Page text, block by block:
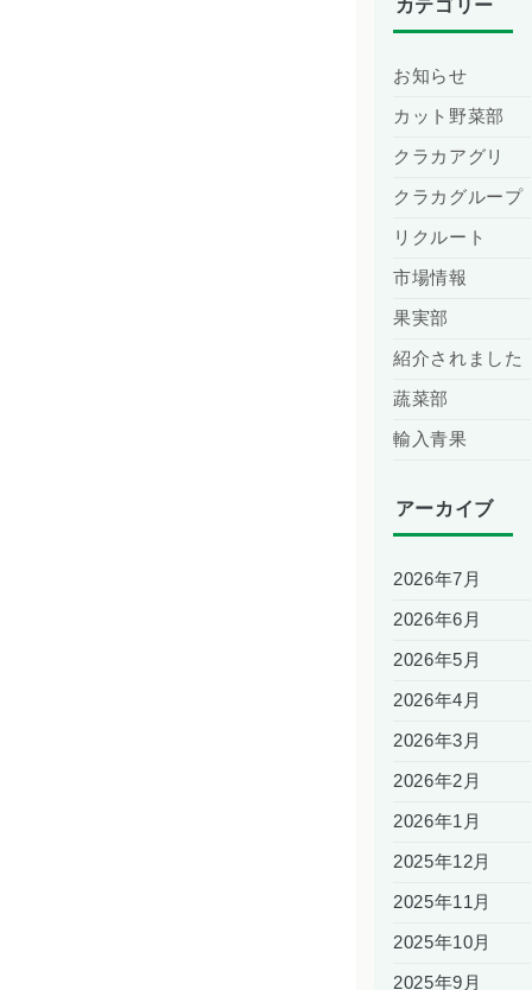
カテゴリー
お知らせ
カット野菜部
クラカアグリ
クラカグループ
リクルート
市場情報
果実部
紹介されました
蔬菜部
輸入青果
アーカイブ
2026年7月
2026年6月
2026年5月
2026年4月
2026年3月
2026年2月
2026年1月
2025年12月
2025年11月
2025年10月
2025年9月